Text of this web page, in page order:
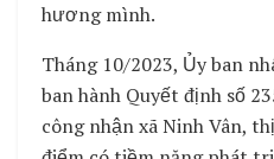
hương mình.
Tháng 10/2023, Ủy ban
ban hành Quyết định số
công nhận xã Ninh Vân,